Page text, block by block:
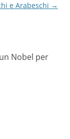
e Arabeschi →
Nobel per